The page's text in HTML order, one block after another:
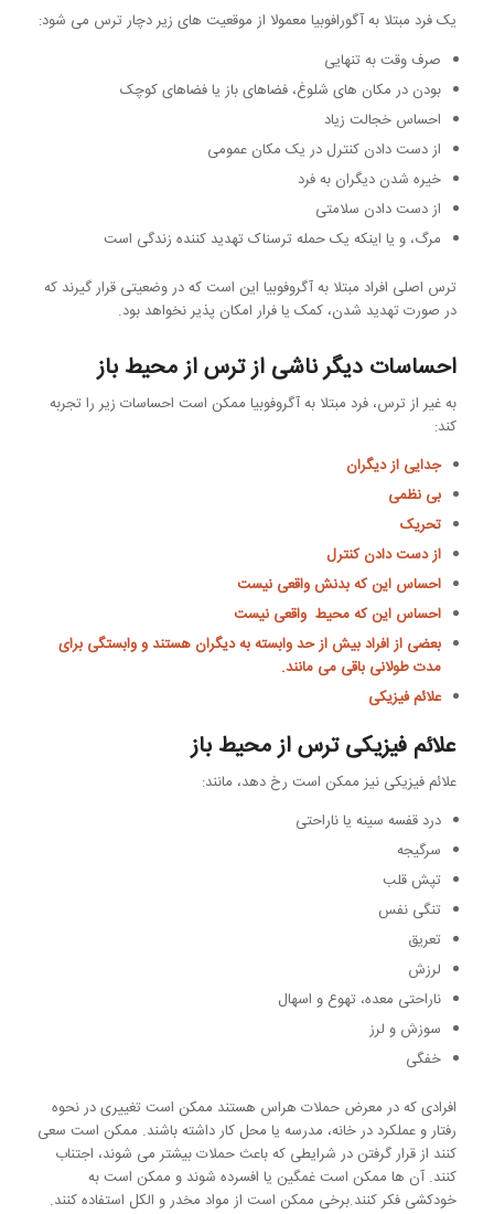
یک فرد مبتلا به آگورافوبیا معمولا از موقعیت های زیر دچار ترس می شود:
صرف وقت به تنهایی
بودن در مکان های شلوغ، فضاهای باز یا فضاهای کوچک
احساس خجالت زیاد
از دست دادن کنترل در یک مکان عمومی
خیره شدن دیگران به فرد
از دست دادن سلامتی
مرگ، و یا اینکه یک حمله ترسناک تهدید کننده زندگی است
ترس اصلی افراد مبتلا به آگروفوبیا این است که در وضعیتی قرار گیرند که
در صورت تهدید شدن، کمک یا فرار امکان پذیر نخواهد بود.
احساسات دیگر ناشی از ترس از محیط باز
به غیر از ترس، فرد مبتلا به آگروفوبیا ممکن است احساسات زیر را تجربه
کند:
جدایی از دیگران
بی نظمی
تحریک
از دست دادن کنترل
احساس این که بدنش واقعی نیست
احساس این که محیط واقعی نیست
بعضی از افراد بیش از حد وابسته به دیگران هستند و وابستگی برای
مدت طولانی باقی می مانند.
علائم فیزیکی
علائم فیزیکی ترس از محیط باز
علائم فیزیکی نیز ممکن است رخ دهد، مانند:
درد قفسه سینه یا ناراحتی
سرگیجه
تپش قلب
تنگی نفس
تعریق
لرزش
ناراحتی معده، تهوع و اسهال
سوزش و لرز
خفگی
افرادی که در معرض حملات هراس هستند ممکن است تغییری در نحوه
رفتار و عملکرد در خانه، مدرسه یا محل کار داشته باشند. ممکن است سعی
کنند از قرار گرفتن در شرایطی که باعث حملات بیشتر می شوند، اجتناب
کنند. آن ها ممکن است غمگین یا افسرده شوند و ممکن است به
خودکشی فکر کنند.برخی ممکن است از مواد مخدر و الکل استفاده کنند.